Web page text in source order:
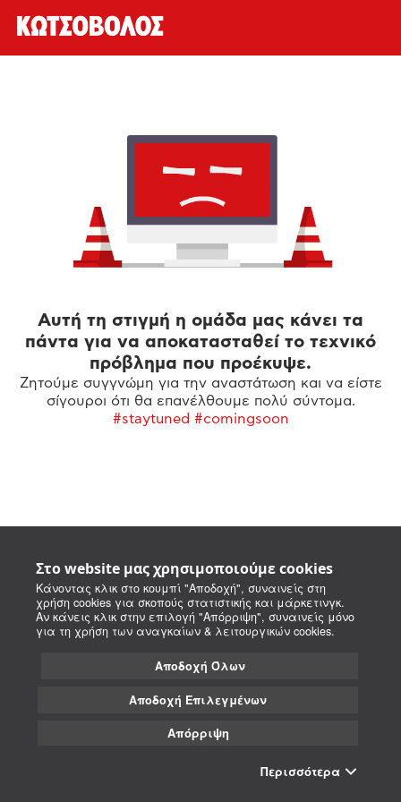
Στο website μας χρησιμοποιούμε cookies
Κάνοντας κλικ στο κουμπί "Αποδοχή", συναινείς στη
χρήση cookies για σκοπούς στατιστικής και μάρκετινγκ.
Αν κάνεις κλικ στην επιλογή "Απόρριψη", συναινείς μόνο
για τη χρήση των αναγκαίων & λειτουργικών cookies.
Αποδοχή Όλων
Αποδοχή Επιλεγμένων
Απόρριψη
Περισσότερα
Αυτή τη στιγμή η ομάδα μας κάνει τα
πάντα για να αποκατασταθεί το τεχνικό
πρόβλημα που προέκυψε.
Ζητούμε συγγνώμη για την αναστάτωση και να είστε
σίγουροι ότι θα επανέλθουμε πολύ σύντομα.
#staytuned #comingsoon